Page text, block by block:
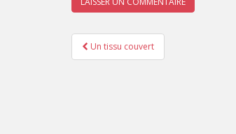
Pagination
d'article
Un tissu couvert